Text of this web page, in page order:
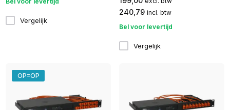
Vergelijk
240,79 incl. btw
Bel voor levertijd
Vergelijk
OP=OP